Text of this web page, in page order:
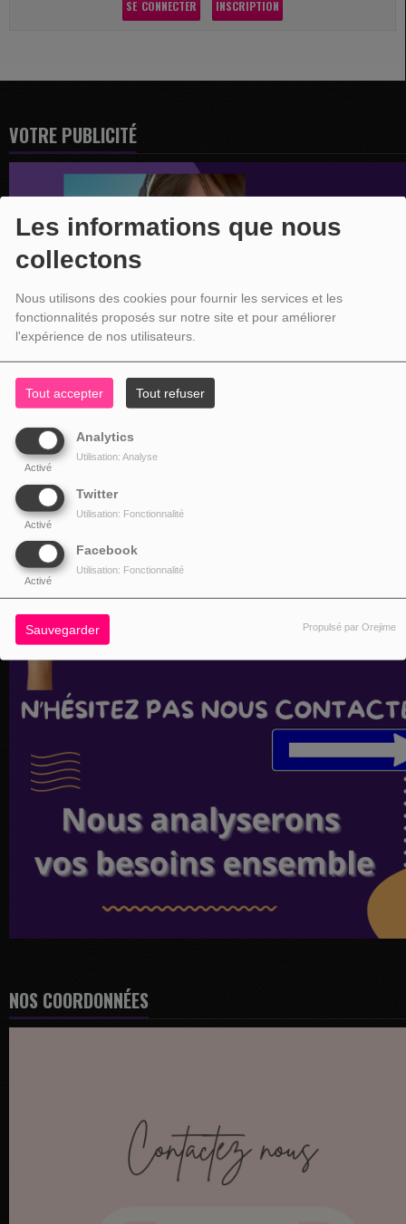
Les informations que nous
collectons
Nous utilisons des cookies pour fournir les services et les
fonctionnalités proposés sur notre site et pour améliorer
l'expérience de nos utilisateurs.
Tout accepter Tout refuser
Analytics
Activé
Utilisation: Analyse
Twitter
Activé
Utilisation: Fonctionnalité
Facebook
Activé
Utilisation: Fonctionnalité
Sauvegarder Propulsé par Orejime
SE CONNECTER INSCRIPTION
VOTRE PUBLICITÉ
NOS COORDONNÉES